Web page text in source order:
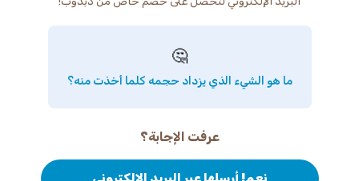
🤔
ما هو الشيء الذي يزداد حجمه كلما أخذت منه؟
عرفت الإجابة؟